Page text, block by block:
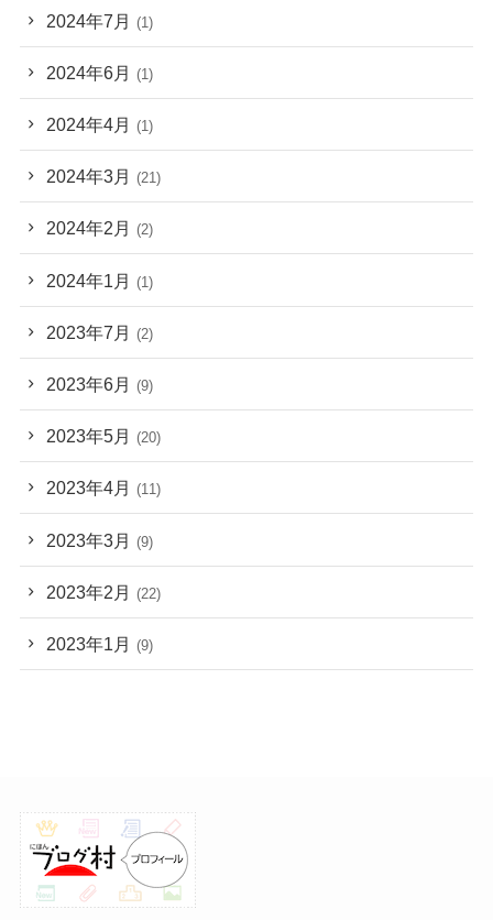
2024年7月 (1)
2024年6月 (1)
2024年4月 (1)
2024年3月 (21)
2024年2月 (2)
2024年1月 (1)
2023年7月 (2)
2023年6月 (9)
2023年5月 (20)
2023年4月 (11)
2023年3月 (9)
2023年2月 (22)
2023年1月 (9)